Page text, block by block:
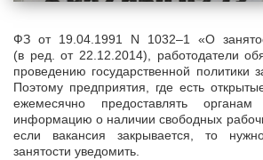
ФЗ от 19.04.1991 N 1032–1 «О
(в ред. от 22.12.2014), работодатели
проведению государственной политики
Поэтому предприятия, где есть
ежемесячно предоставлять органам
информацию о наличии свободных
если вакансия закрывается, то
занятости уведомить.